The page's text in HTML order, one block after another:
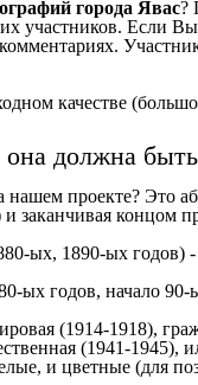
города Явас?
участников. Если
качестве
она должна
проекте? Это
заканчивая концом
ых, 1890-ых годов)
ых годов, начало 90-
(1914-1918),
(1941-1945),
и цветные (для